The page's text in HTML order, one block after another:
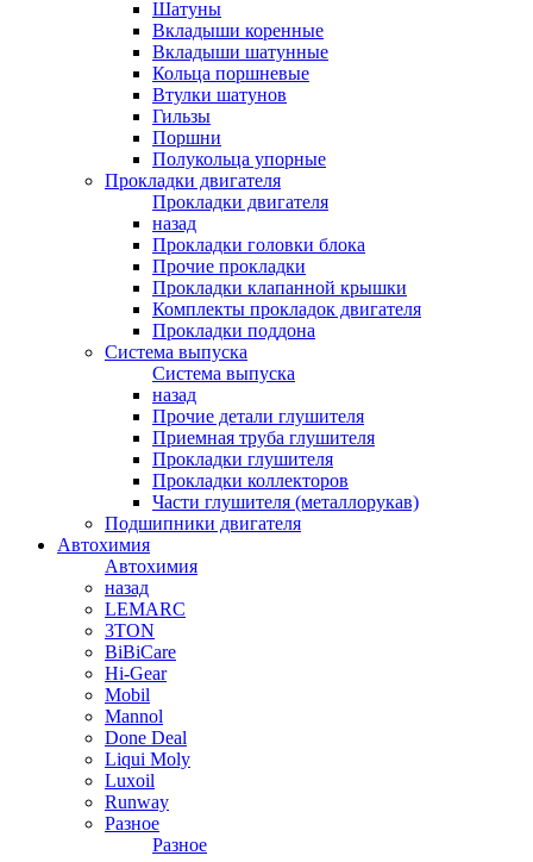
Шатуны
Вкладыши коренные
Вкладыши шатунные
Кольца поршневые
Втулки шатунов
Гильзы
Поршни
Полукольца упорные
Прокладки двигателя
Прокладки двигателя
назад
Прокладки головки блока
Прочие прокладки
Прокладки клапанной крышки
Комплекты прокладок двигателя
Прокладки поддона
Система выпуска
Система выпуска
назад
Прочие детали глушителя
Приемная труба глушителя
Прокладки глушителя
Прокладки коллекторов
Части глушителя (металлорукав)
Подшипники двигателя
Автохимия
Автохимия
назад
LEMARC
3TON
BiBiCare
Hi-Gear
Mobil
Mannol
Done Deal
Liqui Moly
Luxoil
Runway
Разное
Разное